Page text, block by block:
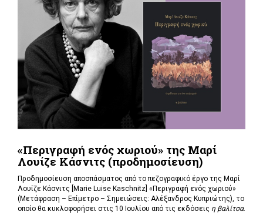
«Περιγραφή ενός χωριού» της Μαρί
Λουίζε Κάσνιτς (προδημοσίευση)
Προδημοσίευση αποσπάσματος από το πεζογραφικό έργο της Μαρί
Λουίζε Κάσνιτς [Marie Luise Kaschnitz] «Περιγραφή ενός χωριού»
(Μετάφραση – Επίμετρο – Σημειώσεις: Αλέξανδρος Κυπριώτης), το
οποίο θα κυκλοφορήσει στις 10 Ιουλίου από τις εκδόσεις η βαλίτσα.